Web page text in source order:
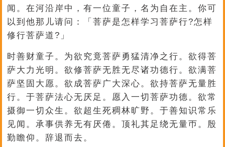
闻。在河沿岸中，有一位童子，名为自在主。你可
以到他那儿请问：「菩萨是怎样学习菩萨行?怎样
修行菩萨道?」
时善财童子。为欲究竟菩萨勇猛清净之行。欲得菩
萨大力光明。欲修菩萨无胜无尽诸功德行。欲满菩
萨坚固大愿。欲成菩萨广大深心。欲持菩萨无量胜
行。于菩萨法心无厌足。愿入一切菩萨功德。欲常
摄御一切众生。欲超生死稠林旷野。于善知识常乐
见闻。承事供养无有厌倦。顶礼其足绕无量帀。殷
勤瞻仰。辞退而去。